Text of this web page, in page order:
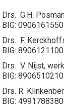
Drs. G.H.
BIG:
Drs. F.
BIG:
Drs. V. Nijst,
BIG:
Drs. R.
BIG: